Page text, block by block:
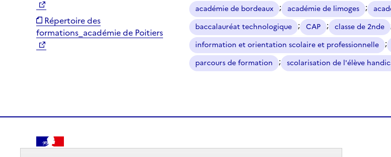
Répertoire des
formations_académie de Poitiers
académie de bordeaux ; académie de limoges ;
baccalauréat technologique ; CAP ; classe de 2nde
information et orientation scolaire et professionnelle ;
parcours de formation ; scolarisation de l'élève